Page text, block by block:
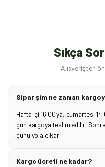
Sıkça
Alışverişten
Siparişim ne zaman
Hafta içi 16.00'ya, cumartesi
gün kargoya teslim edilir.
günü yola çıkar.
Kargo ücreti ne kadar?